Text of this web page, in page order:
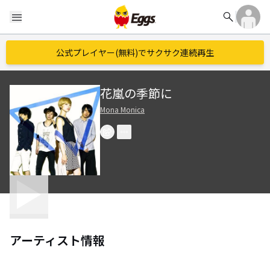
menu search
公式プレイヤー(無料)でサクサク連続再生
花嵐の季節に
Mona Monica
アーティスト情報